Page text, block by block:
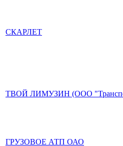
СКАРЛЕТ
ТВОЙ ЛИМУЗИН (ООО
ГРУЗОВОЕ АТП ОАО